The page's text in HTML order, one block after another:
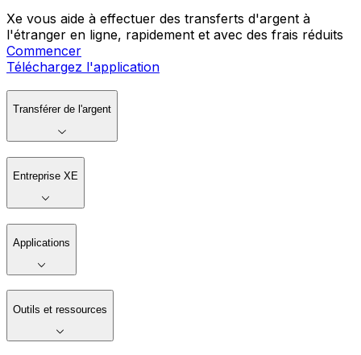
Xe vous aide à effectuer des transferts d'argent à
l'étranger en ligne, rapidement et avec des frais réduits
Commencer
Téléchargez l'application
Transférer de l'argent
Entreprise XE
Applications
Outils et ressources